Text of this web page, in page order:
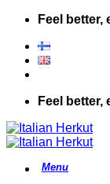
Salta
contenuti
Feel better,
Feel better,